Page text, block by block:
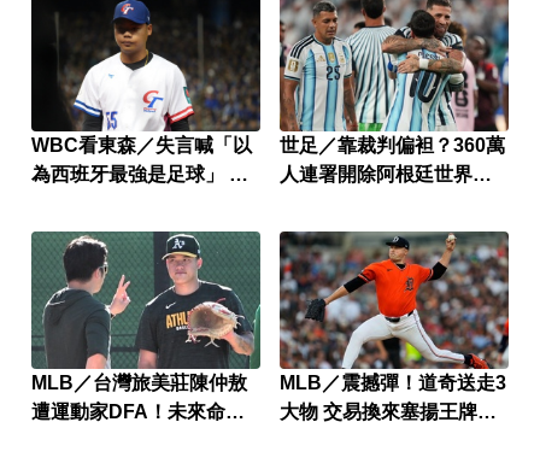
WBC看東森／失言喊「以
為西班牙最強是足球」 伍
世足／靠裁判偏袒？360萬
人連署開除阿根廷世界盃
MLB／台灣旅美莊陳仲敖
遭運動家DFA！未來命運
MLB／震撼彈！道奇送走3
大物 交易換來塞揚王牌史